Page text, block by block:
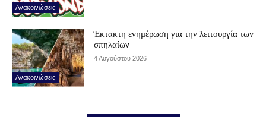
Ανακοινώσεις
Ανακοινώσεις
Έκτακτη ενημέρωση για την λειτουργία των
σπηλαίων
4 Αυγούστου 2026